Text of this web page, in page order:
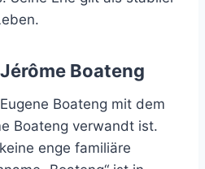
Boateng
Boateng mit dem
Boateng verwandt ist.
enge familiäre